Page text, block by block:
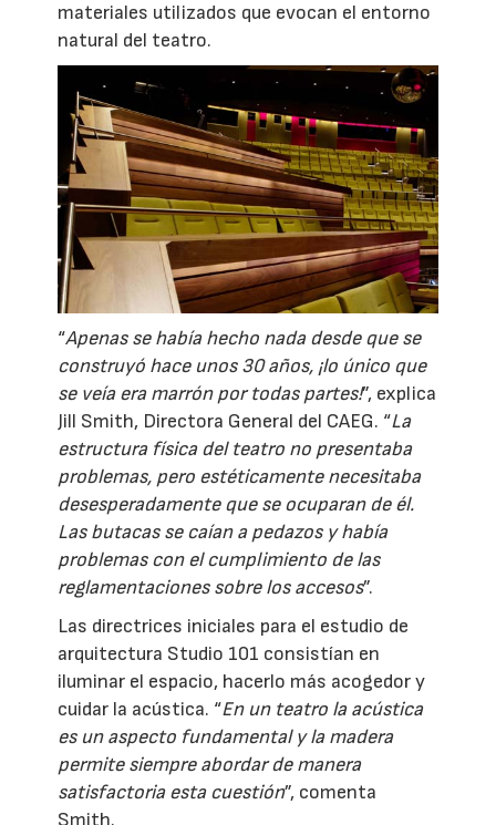
materiales utilizados que evocan el entorno
natural del teatro.
“Apenas se había hecho nada desde que se
construyó hace unos 30 años, ¡lo único que
se veía era marrón por todas partes!”, explica
Jill Smith, Directora General del CAEG. “La
estructura física del teatro no presentaba
problemas, pero estéticamente necesitaba
desesperadamente que se ocuparan de él.
Las butacas se caían a pedazos y había
problemas con el cumplimiento de las
reglamentaciones sobre los accesos”.
Las directrices iniciales para el estudio de
arquitectura Studio 101 consistían en
iluminar el espacio, hacerlo más acogedor y
cuidar la acústica. “En un teatro la acústica
es un aspecto fundamental y la madera
permite siempre abordar de manera
satisfactoria esta cuestión”, comenta